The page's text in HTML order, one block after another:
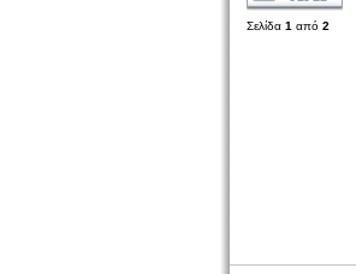
Σελίδα 1 από 2